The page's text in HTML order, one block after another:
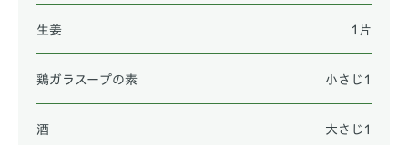
生姜 1片
鶏ガラスープの素 小さじ1
酒 大さじ1